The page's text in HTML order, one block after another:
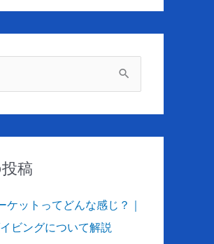
稿
ケットってどんな感じ？｜
ビングについて解説